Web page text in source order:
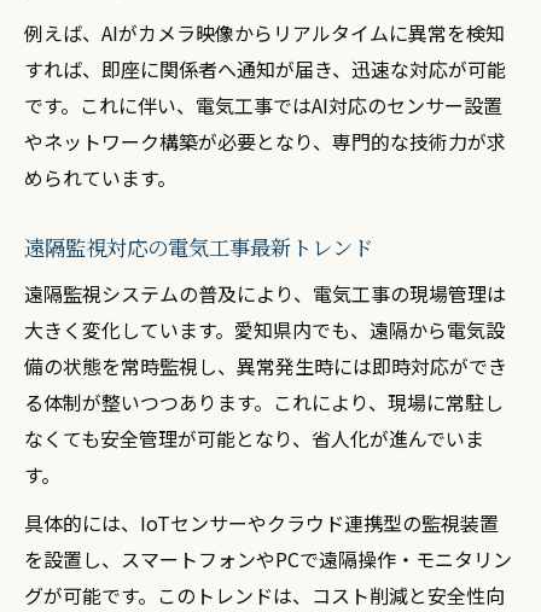
例えば、AIがカメラ映像からリアルタイムに異常を検知
すれば、即座に関係者へ通知が届き、迅速な対応が可能
です。これに伴い、電気工事ではAI対応のセンサー設置
やネットワーク構築が必要となり、専門的な技術力が求
められています。
遠隔監視対応の電気工事最新トレンド
遠隔監視システムの普及により、電気工事の現場管理は
大きく変化しています。愛知県内でも、遠隔から電気設
備の状態を常時監視し、異常発生時には即時対応ができ
る体制が整いつつあります。これにより、現場に常駐し
なくても安全管理が可能となり、省人化が進んでいま
す。
具体的には、IoTセンサーやクラウド連携型の監視装置
を設置し、スマートフォンやPCで遠隔操作・モニタリン
グが可能です。このトレンドは、コスト削減と安全性向